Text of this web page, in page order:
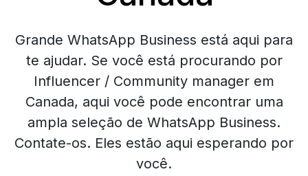
Grande WhatsApp Business está aqui para
te ajudar. Se você está procurando por
Influencer / Community manager em
Canada, aqui você pode encontrar uma
ampla seleção de WhatsApp Business.
Contate-os. Eles estão aqui esperando por
você.